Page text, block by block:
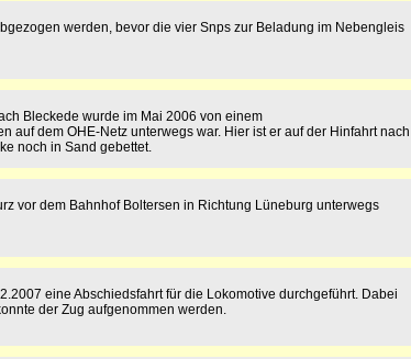
werden, bevor die vier Snps zur Beladung im Nebengleis
Bleckede wurde im Mai 2006 von einem
auf dem OHE-Netz unterwegs war. Hier ist er auf der Hinfahrt nach
noch in Sand gebettet.
vor dem Bahnhof Boltersen in Richtung Lüneburg unterwegs
eine Abschiedsfahrt für die Lokomotive durchgeführt. Dabei
der Zug aufgenommen werden.